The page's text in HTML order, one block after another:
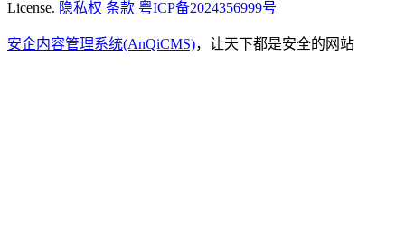
License. 隐私权 条款 粤ICP备2024356999号
安企内容管理系统(AnQiCMS)，让天下都是安全的网站